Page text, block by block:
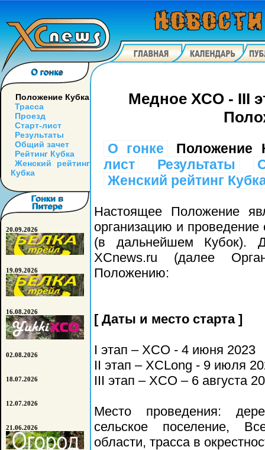
Медное XCO - III
О гонке
Положение
лист
Результаты
Женский рейтинг
Настоящее Положение
организацию и
(в дальнейшем Кубок).
XCnews.ru (далее
Положению:
[ Даты и место старта ]
I этап – XCO - 4 июня 2023
II этап – XCLong - 9 июля
III этап – XCO – 6 августа
Место проведения:
сельское поселение,
области, трасса в
Положение Кубка
Трасса
Проезд
Старт-лист
Результаты
Общий зачет
Рейтинг Кубка
Женский рейтинг
Кубка
20.09.2026
19.09.2026
16.08.2026
02.08.2026
18.07.2026
12.07.2026
21.06.2026